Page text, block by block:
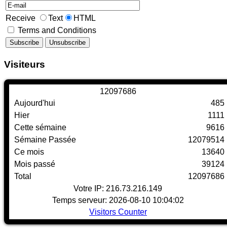
Receive Text
HTML
Terms and Conditions
Visiteurs
12097686
Aujourd'hui
Hier
Cette sémaine
Sémaine Passée
Ce mois
Mois passé
Total
485
1111
9616
12079514
13640
39124
12097686
Votre IP: 216.73.216.149
Temps serveur: 2026-08-10 10:04:02
Visitors Counter